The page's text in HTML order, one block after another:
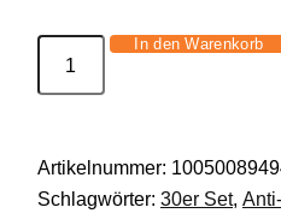
Vespire™
Magnet
Nasenstrips
In den Warenkorb
Artikelnummer:
Schlagwörter: 30er Set,